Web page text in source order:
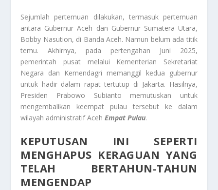
Sejumlah pertemuan dilakukan, termasuk pertemuan
antara Gubernur Aceh dan Gubernur Sumatera Utara,
Bobby Nasution, di Banda Aceh. Namun belum ada titik
temu. Akhirnya, pada pertengahan Juni 2025,
pemerintah pusat melalui Kementerian Sekretariat
Negara dan Kemendagri memanggil kedua gubernur
untuk hadir dalam rapat tertutup di Jakarta. Hasilnya,
Presiden Prabowo Subianto memutuskan untuk
mengembalikan keempat pulau tersebut ke dalam
wilayah administratif Aceh Empat Pulau.
KEPUTUSAN INI SEPERTI
MENGHAPUS KERAGUAN YANG
TELAH BERTAHUN-TAHUN
MENGENDAP